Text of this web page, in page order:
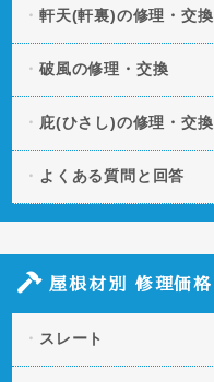
軒天(軒裏)の修理・交換
破風の修理・交換
庇(ひさし)の修理・交換
よくある質問と回答
屋根材別 修理価格
スレート